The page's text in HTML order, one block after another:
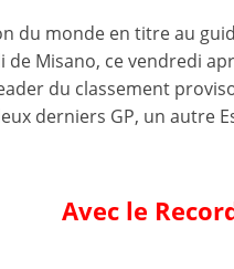
du monde en titre au
de Misano, ce vendredi
du classement
derniers GP, un autre
Avec le